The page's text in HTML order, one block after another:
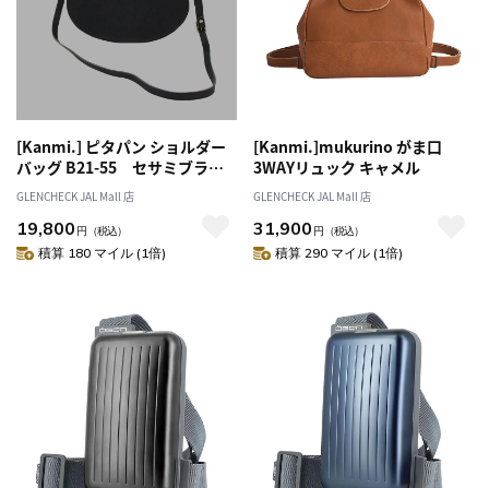
[Kanmi.] ピタパン ショルダー
バッグ B21-55 セサミブラッ
ク
GLENCHECK JAL Mall 店
19,800 円 （税込）
積算 180 マイル (1倍)
[Kanmi.]mukurino がま口
3WAYリュック キャメル
GLENCHECK JAL Mall 店
31,900 円 （税込）
積算 290 マイル (1倍)